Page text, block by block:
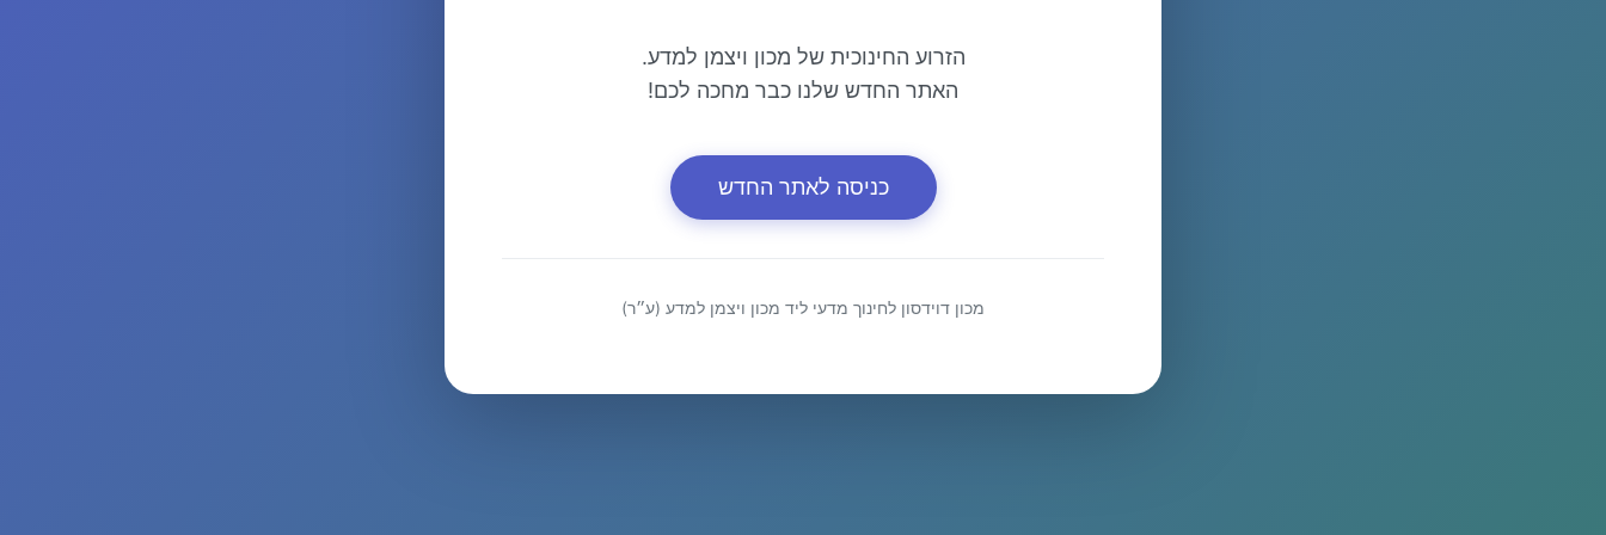
הזרוע החינוכית של מכון ויצמן למדע.
האתר החדש שלנו כבר מחכה לכם!
כניסה לאתר החדש
מכון דוידסון לחינוך מדעי ליד מכון ויצמן למדע (ע״ר)